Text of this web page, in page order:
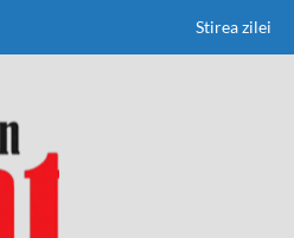
Stirea zilei